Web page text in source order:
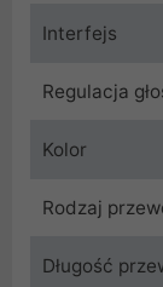
Interfejs
Regulacja
Kolor
Rodzaj
Długość